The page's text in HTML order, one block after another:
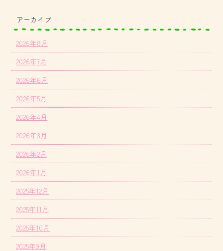
アーカイブ
2026年8月
2026年7月
2026年6月
2026年5月
2026年4月
2026年3月
2026年2月
2026年1月
2025年12月
2025年11月
2025年10月
2025年9月